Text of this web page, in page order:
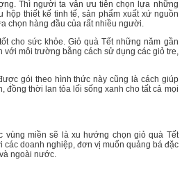
Thì người ta vẫn ưu tiên chọn lựa những
hộp thiết kế tinh tế, sản phẩm xuất xứ nguồn
chọn hàng đầu của rất nhiều người.
cho sức khỏe. Giỏ quà Tết những năm gần
môi trường bằng cách sử dụng các giỏ tre,
gói theo hình thức này cũng là cách giúp
đồng thời lan tỏa lối sống xanh cho tất cả mọi
vùng miền sẽ là xu hướng chọn giỏ quà Tết
các doanh nghiệp, đơn vị muốn quảng bá đặc
ngoài nước.